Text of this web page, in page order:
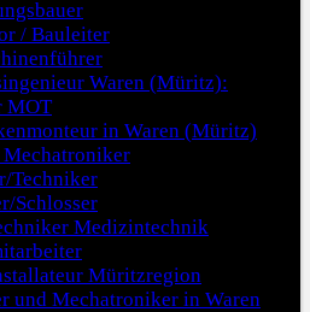
/ Bauleiter
Waren (Müritz):
MOT
in Waren (Müritz)
Techniker
Schlosser
Medizintechnik
Müritzregion
und Mechatroniker in Waren